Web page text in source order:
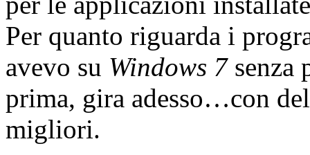
Per quanto riguarda i
avevo su Windows 7senza
prima, gira adesso…con
migliori.